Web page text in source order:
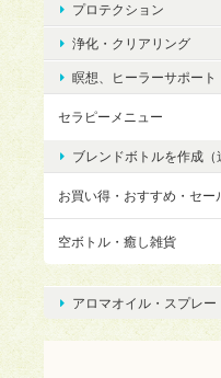
プロテクション
浄化・クリアリング
瞑想、ヒーラーサポート
セラピーメニュー
ブレンドボトルを作成（
お買い得・おすすめ・セー
空ボトル・癒し雑貨
アロマオイル・スプレー